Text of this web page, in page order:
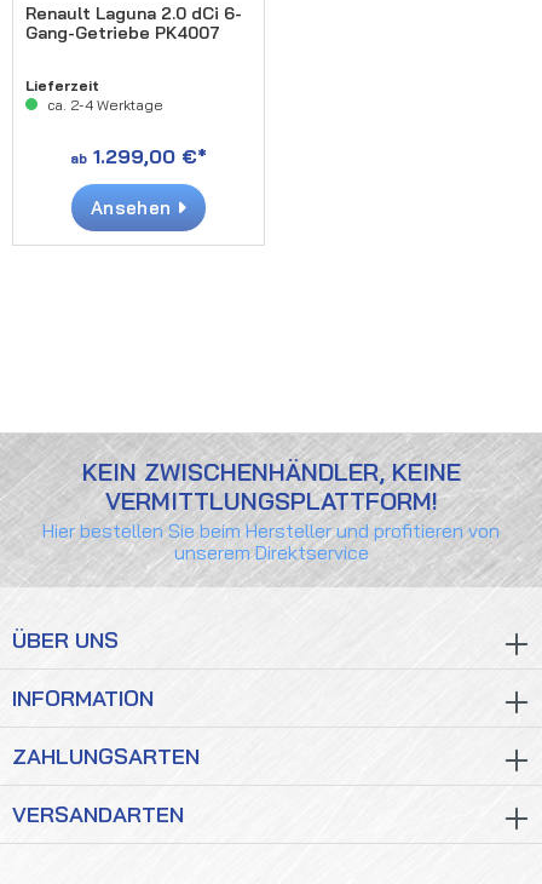
Renault Laguna 2.0 dCi 6-
Gang-Getriebe PK4007
Lieferzeit
ca. 2-4 Werktage
ab 1.299,00 €*
Ansehen
KEIN ZWISCHENHÄNDLER, KEINE
VERMITTLUNGSPLATTFORM!
Hier bestellen Sie beim Hersteller und profitieren von
unserem Direktservice
ÜBER UNS
INFORMATION
ZAHLUNGSARTEN
VERSANDARTEN